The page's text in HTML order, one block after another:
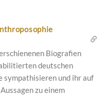
Biografien
deutschen
sympathisieren und ihr auf
zu einem